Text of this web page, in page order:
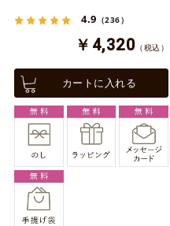
4.9 （236）
￥4,320 （税込）
カートに入れる